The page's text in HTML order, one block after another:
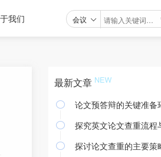
我们 会议 
最新文章
 论文预答辩的关键准
 探究英文论文查重流程
 探讨论文查重的主要策